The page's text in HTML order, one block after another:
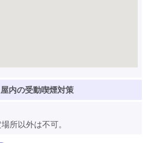
屋内の受動喫煙対策
所以外は不可。